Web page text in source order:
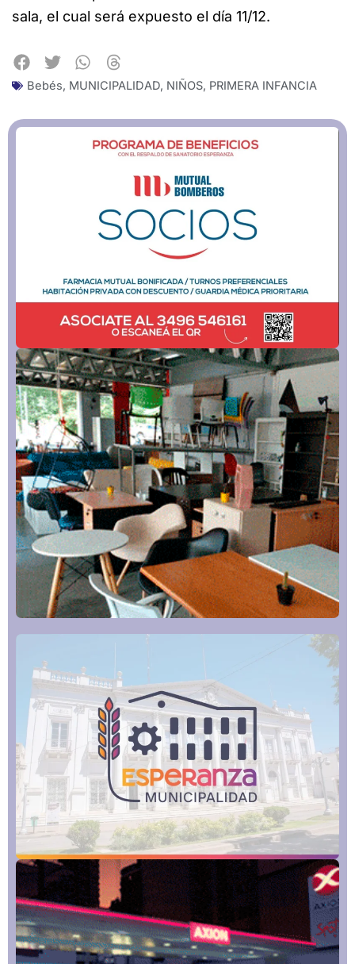
sala, el cual será expuesto el día 11/12.
Bebés, MUNICIPALIDAD, NIÑOS, PRIMERA INFANCIA